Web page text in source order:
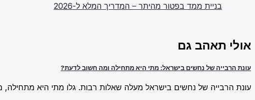
בניית ממד בפטור מהיתר – המדריך המלא ל-2026
אולי תאהב גם
עונת הרבייה של נחשים בישראל: מתי היא מתחילה ומה חשוב לדעת?
עונת הרבייה של נחשים בישראל מעלה שאלות רבות. גלו מתי היא מתחילה,